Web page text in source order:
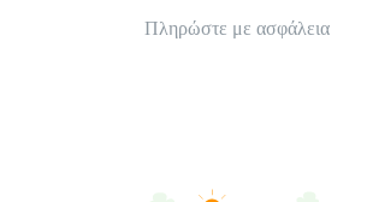
Πληρώστε με ασφάλεια